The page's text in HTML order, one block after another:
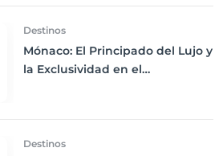
Destinos
Mónaco: El Principado del Lujo y
la Exclusividad en el
Destinos